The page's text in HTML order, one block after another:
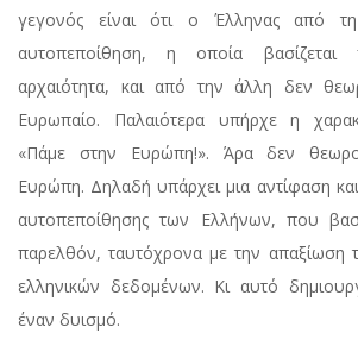
γεγονός είναι ότι ο Έλληνας από
αυτοπεποίθηση, η οποία
αρχαιότητα, και από την άλλη δεν
Ευρωπαίο. Παλαιότερα υπήρχε η
«Πάμε στην Ευρώπη!». Άρα δεν
Ευρώπη. Δηλαδή υπάρχει μια αντίφαση
αυτοπεποίθησης των Ελλήνων, που
παρελθόν, ταυτόχρονα με την απαξίωση
ελληνικών δεδομένων. Κι αυτό
έναν δυισμό.